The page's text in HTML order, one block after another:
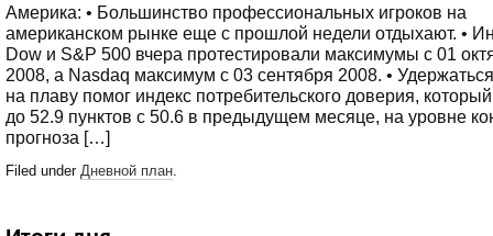
Америка: • Большинство профессиональных игроков на
американском рынке еще с прошлой недели отдыхают. •
Dow и S&P 500 вчера протестировали максимумы с 01
2008, а Nasdaq максимум с 03 сентября 2008. •
на плаву помог индекс потребительского доверия,
до 52.9 пунктов с 50.6 в предыдущем месяце, на уровне
прогноза […]
Filed under Дневной план